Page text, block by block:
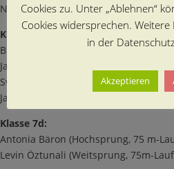
Nadia Tavafi (Kugelstoßen)
Klasse 7 c:
Ben Endlich (Weitsprung, 75 m-Lauf
Jasin Özkan (Weitsprung, 75 m-Lauf
Svenja Schaudinn (75 m-Lauf)
Janine Suschakow (75 m-Lauf)
Klasse 7d:
Antonia Bäron (Hochsprung, 75 m-
Levin Öztunali (Weitsprung, 75m-
Cookies zu. Unter „Ablehnen“
Cookies widersprechen.
in der
Akzeptieren